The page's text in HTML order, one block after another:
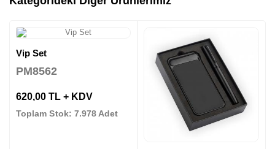
Vip Set
PM8562
620,00 TL + KDV
Toplam Stok: 7.978 Adet